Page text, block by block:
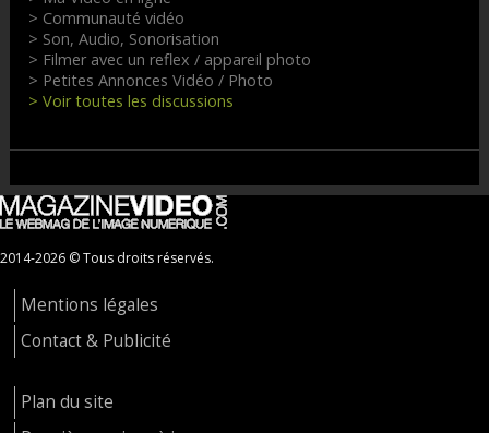
> Communauté vidéo
> Son, Audio, Sonorisation
> Filmer avec un reflex / appareil photo
> Petites Annonces Vidéo / Photo
> Voir toutes les discussions
2014-2026 © Tous droits réservés.
Mentions légales
Contact & Publicité
Plan du site